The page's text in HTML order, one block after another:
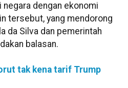
dengan ekonomi
tersebut, yang mendorong
da Silva dan pemerintah
balasan.
tak kena tarif Trump